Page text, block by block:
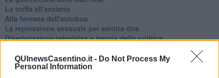
QUInewsCasentino.it - Do Not Process My
Personal Information
La truffa all'anziano
Alla fermata dell'autobus
La repressione sessuale per sentito dire
Diseducazione televisiva e inerzia della politica
Esequie solenni
Nostalgia del sangue blu